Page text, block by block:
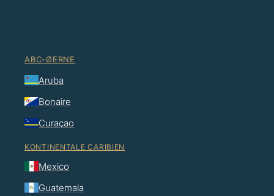
ABC-ØERNE
Aruba
Bonaire
Curaçao
KONTINENTALE CARIBIEN
Mexico
Guatemala